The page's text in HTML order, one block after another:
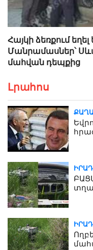
Հայկի ձեռքում
Մանրամասներ՝
մահվան դեպքից
Լրահոս